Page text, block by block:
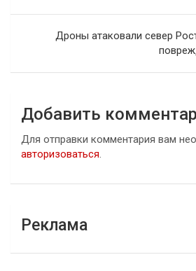
записямДроны атаковали север
Добавить
Для отправки комментария вам
авторизоваться.
Реклама